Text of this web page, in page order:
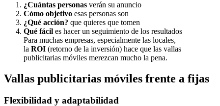
¿Cuántas personas verán su anuncio
Cómo objetivo esas personas son
¿Qué acción? que quieres que tomen
Qué fácil es hacer un seguimiento de los resultados
Para muchas empresas, especialmente las locales,
la ROI (retorno de la inversión) hace que las vallas
publicitarias móviles merezcan mucho la pena.
Vallas publicitarias móviles frente a fijas
Flexibilidad y adaptabilidad